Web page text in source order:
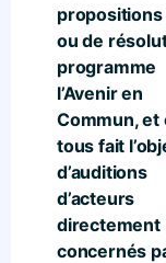
propositions
ou de
programme
l’Avenir en
Commun, et
tous fait
d’auditions
d’acteurs
directement
concernés